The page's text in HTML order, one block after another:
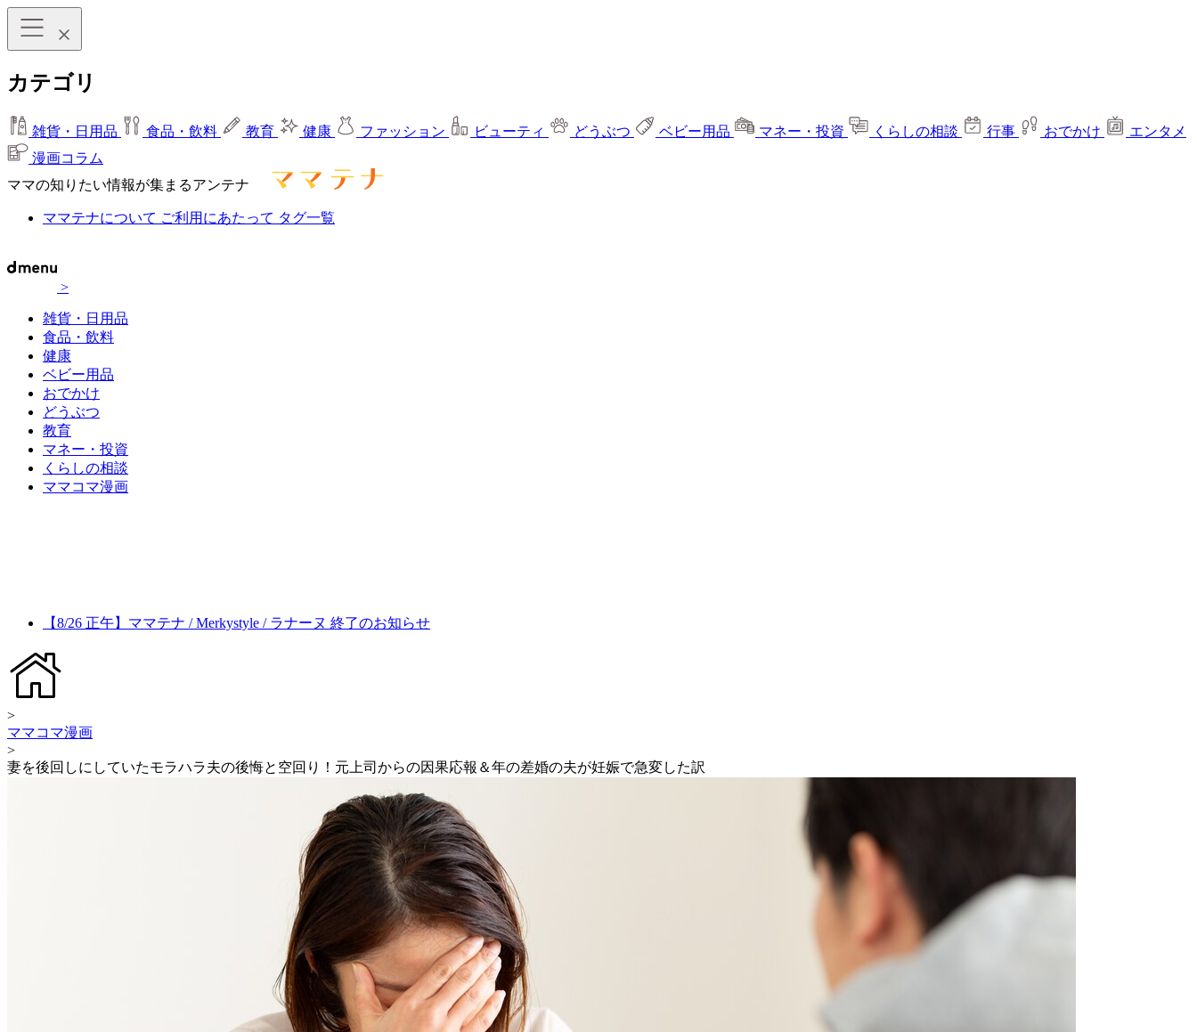
カテゴリ
雑貨・日用品 食品・飲料 教育 健康 ファッション ビューティ どうぶつ ベビー用品 マネー・投資 くらしの相談 行事 おでかけ
エンタメ
漫画コラム
ママの知りたい情報が集まるアンテナ
ママテナについて ご利用にあたって タグ一覧
>
雑貨・日用品
食品・飲料
健康
ベビー用品
おでかけ
どうぶつ
教育
マネー・投資
くらしの相談
ママコマ漫画
【8/26 正午】ママテナ / Merkystyle / ラナーヌ 終了のお知らせ
>
ママコマ漫画
>
妻を後回しにしていたモラハラ夫の後悔と空回り！元上司からの因果応報＆年の差婚の夫が妊娠で急変した訳